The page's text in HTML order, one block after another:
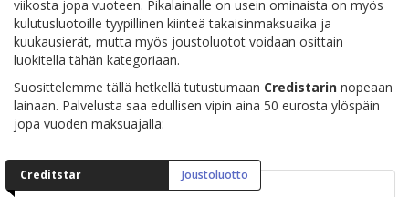
viikosta jopa vuoteen. Pikalainalle on usein ominaista on myös
kulutusluotoille tyypillinen kiinteä takaisinmaksuaika ja
kuukausierät, mutta myös joustoluotot voidaan osittain
luokitella tähän kategoriaan.
Suosittelemme tällä hetkellä tutustumaan Credistarin nopeaan
lainaan. Palvelusta saa edullisen vipin aina 50 eurosta ylöspäin
jopa vuoden maksuajalla:
Creditstar Joustoluotto